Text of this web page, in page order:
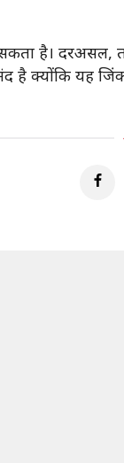
है। दरअसल,
क्योंकि यह